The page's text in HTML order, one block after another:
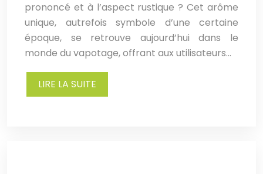
prononcé et à l’aspect rustique ? Cet arôme
unique, autrefois symbole d’une certaine
époque, se retrouve aujourd’hui dans le
monde du vapotage, offrant aux utilisateurs…
LIRE LA SUITE